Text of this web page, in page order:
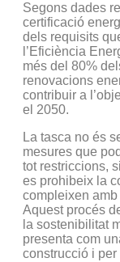
Segons dades
certificació
dels requisits
l’Eficiència
més del 80%
renovacions
contribuir a
el 2050.
La tasca no és
mesures que
tot restriccions,
es prohibeix la
compleixen
Aquest procés
la sostenibilitat
presenta com
construcció i per